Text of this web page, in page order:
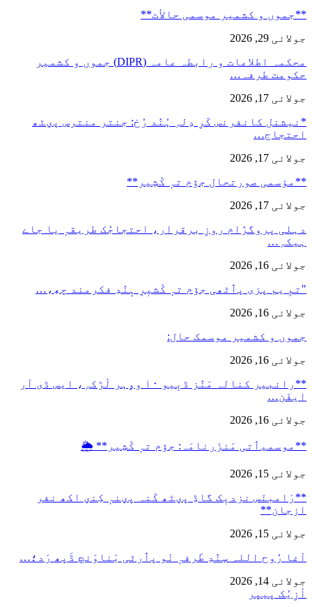
**جموں و كشمیر موسمی حالأت**
جولائی 29, 2026
محکمہ اطلاعات و رابطہ عامہ (DIPR) جموں و کشمیر
حکومت طرفہ…
جولائی 17, 2026
*نیشنل کانفرنس کَرِ دِلہِ ہُنٛد رُخ: جنتر منترس پؠٹھ
احتجاج…
جولائی 17, 2026
**مؤسمی صورتحال جۆم تہٕ کٔشِیر**
جولائی 17, 2026
دہلی پروگرٛام روزِ برقرار، احتجاجُک طریقہٕ یا جاے
ہیکہِ…
جولائی 16, 2026
"تمِ یم پزی پٲٹھی جۆم تہٕ کٔشیٖرِ ہٕنٛدِ فکرمند چھِ،…
جولائی 16, 2026
جموں و کشمیر موسمک حال:
جولائی 16, 2026
**رانبیر کنالہ مَنٛز ڈبِیو ۱۰ وۄہر لٔڑکہِ، ایس ڈی آر
ایفَن…
جولائی 16, 2026
**موسمیٲتی مَنزَرنامَہ: جۆم تہٕ کٔشِیر** 🌦️
جولائی 15, 2026
**رَامبنَس نزدیٖک گاڈِ پؠٹھ کَنہ پؠنہٕ کِنؠ اکھ نفر
ازجان**
جولائی 15, 2026
آغا رُوح اللہ سٕنٛدِ طَرفہٕ نٔو پٲرٹی بَناوَنچ ڈَپھ رَد؛…
جولائی 14, 2026
أزِیُک پیپر